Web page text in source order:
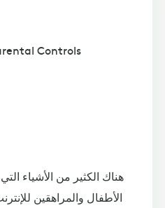
Controls
هناك الكثير من الأشياء
الأطفال والمراهقين